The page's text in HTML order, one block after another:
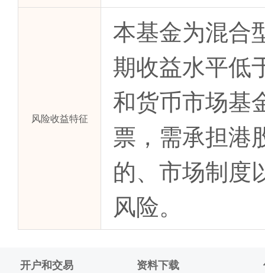
风险收益特征
本基金为混合
期收益水平低
和货币市场基
票，需承担港
的、市场制度
风险。
开户和交易 资料下载